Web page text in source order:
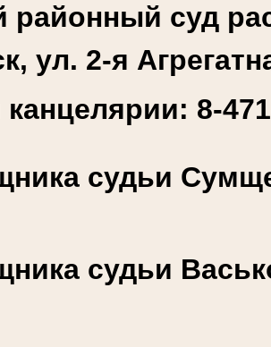
районный суд
ул. 2-я
8-
судьи
судьи